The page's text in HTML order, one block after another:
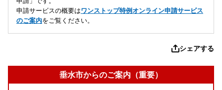
申請サービスの概要はワンストップ特例オンライン申請サービス
のご案内をご覧ください。
シェアする
垂水市からのご案内（重要）